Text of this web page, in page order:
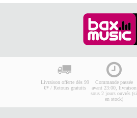
Livraison offerte dès 99
€* / Retours gratuits
Commande passée
avant 23:00, livraison
sous 2 jours ouvrés (si
en stock)